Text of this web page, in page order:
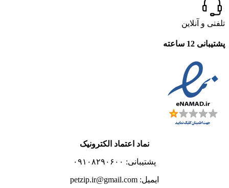
تلفنی و آنلاین
پشتیبانی 12 ساعته
نماد اعتماد الکترونیک
پشتیبانی: ۰۹۱۰۸۲۹۰۶۰۰
ایمیل: petzip.ir@gmail.com